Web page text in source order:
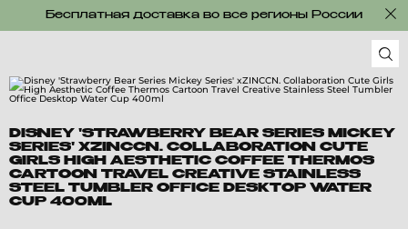
Бесплатная доставка во все регионы России
DISNEY 'STRAWBERRY BEAR SERIES MICKEY
SERIES' XZINCCN. COLLABORATION CUTE
GIRLS HIGH AESTHETIC COFFEE THERMOS
CARTOON TRAVEL CREATIVE STAINLESS
STEEL TUMBLER OFFICE DESKTOP WATER
CUP 400ML